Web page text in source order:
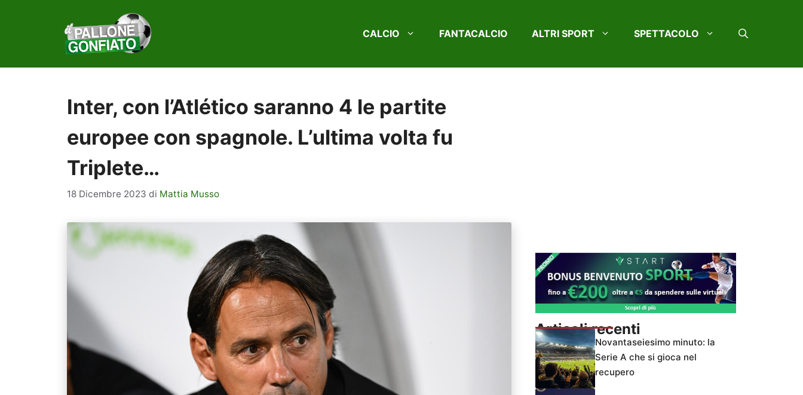
CALCIO FANTACALCIO ALTRI SPORT SPETTACOLO
Inter, con l’Atlético saranno 4 le partite
europee con spagnole. L’ultima volta fu
Triplete…
18 Dicembre 2023 di Mattia Musso
Articoli recenti
Novantaseiesimo minuto: la
Serie A che si gioca nel
recupero